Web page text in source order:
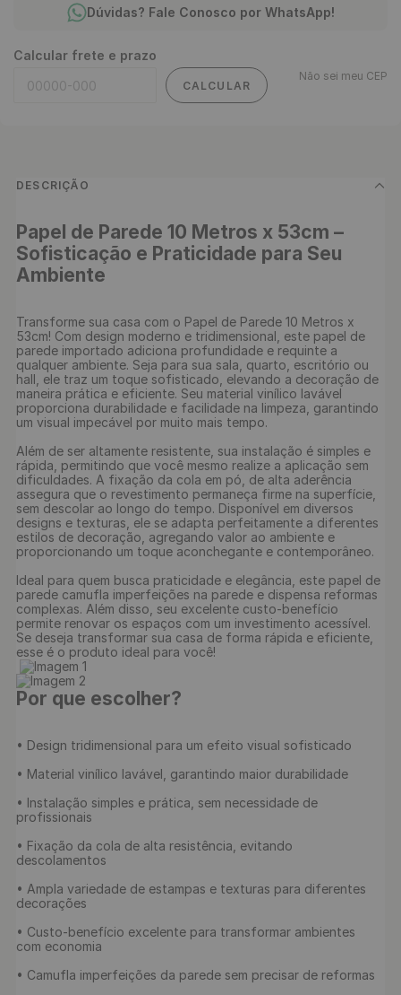
Dúvidas? Fale Conosco por WhatsApp!
Calcular frete e prazo
CALCULAR
Não sei meu CEP
DESCRIÇÃO
Papel de Parede 10 Metros x 53cm –
Sofisticação e Praticidade para Seu
Ambiente
Transforme sua casa com o Papel de Parede 10 Metros x
53cm! Com design moderno e tridimensional, este papel de
parede importado adiciona profundidade e requinte a
qualquer ambiente. Seja para sua sala, quarto, escritório ou
hall, ele traz um toque sofisticado, elevando a decoração de
maneira prática e eficiente. Seu material vinílico lavável
proporciona durabilidade e facilidade na limpeza, garantindo
um visual impecável por muito mais tempo.
Além de ser altamente resistente, sua instalação é simples e
rápida, permitindo que você mesmo realize a aplicação sem
dificuldades. A fixação da cola em pó, de alta aderência
assegura que o revestimento permaneça firme na superfície,
sem descolar ao longo do tempo. Disponível em diversos
designs e texturas, ele se adapta perfeitamente a diferentes
estilos de decoração, agregando valor ao ambiente e
proporcionando um toque aconchegante e contemporâneo.
Ideal para quem busca praticidade e elegância, este papel de
parede camufla imperfeições na parede e dispensa reformas
complexas. Além disso, seu excelente custo-benefício
permite renovar os espaços com um investimento acessível.
Se deseja transformar sua casa de forma rápida e eficiente,
esse é o produto ideal para você!
Por que escolher?
• Design tridimensional para um efeito visual sofisticado
• Material vinílico lavável, garantindo maior durabilidade
• Instalação simples e prática, sem necessidade de
profissionais
• Fixação da cola de alta resistência, evitando
descolamentos
• Ampla variedade de estampas e texturas para diferentes
decorações
• Custo-benefício excelente para transformar ambientes
com economia
• Camufla imperfeições da parede sem precisar de reformas